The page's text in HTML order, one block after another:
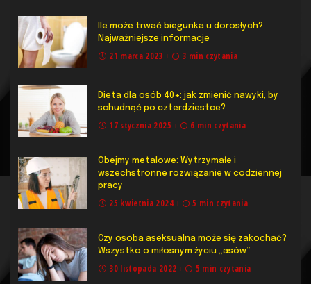
Ile może trwać biegunka u dorosłych?
Najważniejsze informacje
21 marca 2023 3 min czytania
Dieta dla osób 40+: jak zmienić nawyki, by
schudnąć po czterdziestce?
17 stycznia 2025 6 min czytania
Obejmy metalowe: Wytrzymałe i
wszechstronne rozwiązanie w codziennej
pracy
25 kwietnia 2024 5 min czytania
Czy osoba aseksualna może się zakochać?
Wszystko o miłosnym życiu „asów”
30 listopada 2022 5 min czytania